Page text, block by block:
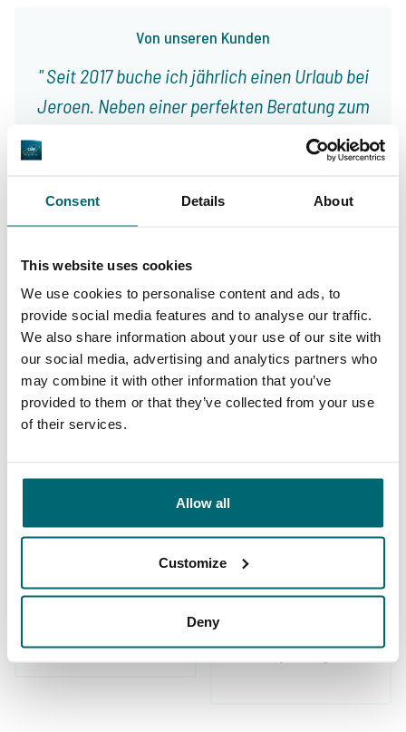
Consent Details About
This website uses cookies
We use cookies to personalise content and ads, to
provide social media features and to analyse our traffic.
We also share information about your use of our site with
our social media, advertising and analytics partners who
may combine it with other information that you’ve
provided to them or that they’ve collected from your use
of their services.
Allow all
Customize
Deny
Von unseren Kunden
Seit 2017 buche ich jährlich einen Urlaub bei
Jeroen. Neben einer perfekten Beratung zum
Gewässer gab es außerdem hilfreiche Tipps
und Tricks, welche schnell zum Erfolg geführt
haben. Top Service und gute Beratung für den
perfekten Urlaub, mehr geht wirklich nicht!
9/10
zufriedene Angler
Karpfenangler